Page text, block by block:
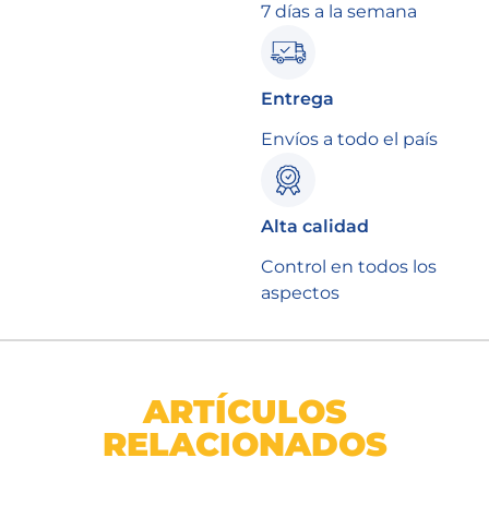
7 días a la semana
Entrega
Envíos a todo el país
Alta calidad
Control en todos los
aspectos
ARTÍCULOS
RELACIONADOS